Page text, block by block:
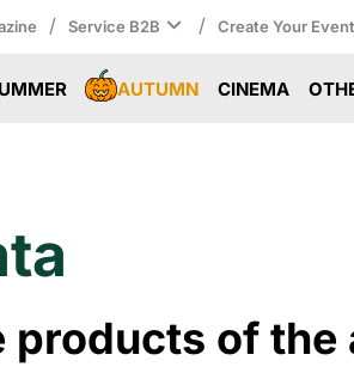
/ Service B2B / Create Your Event
AUTUMN CINEMA
products of